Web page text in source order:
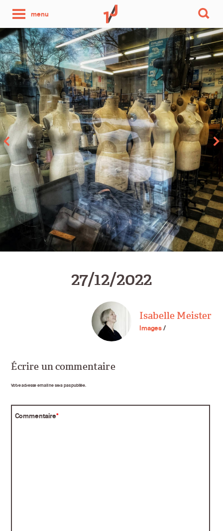
menu
photo
par
jour
27/12/2022
Isabelle Meister
Images/
Écrire un commentaire
Votre adresse email ne sera pas publiée.
Commentaire*